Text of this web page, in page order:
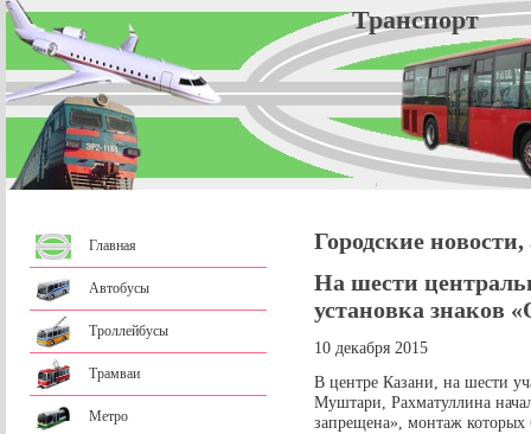
Главная
Автобусы
Троллейбусы
Трамваи
Метро
Городские
На шести
установка знаков
10 декабря 2015
В центре Казани, на шести
Муштари, Рахматуллина
запрещена», монтаж которых